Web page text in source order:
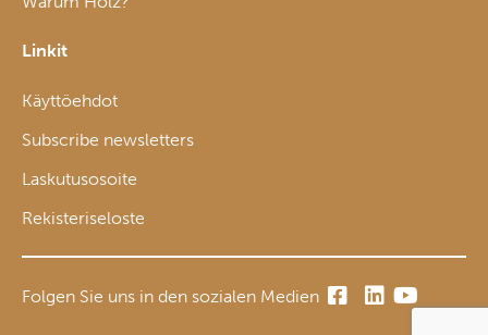
Linkit
Käyttöehdot
Subscribe newsletters
Laskutusosoite
Rekisteriseloste
Folgen Sie uns in den sozialen Medien